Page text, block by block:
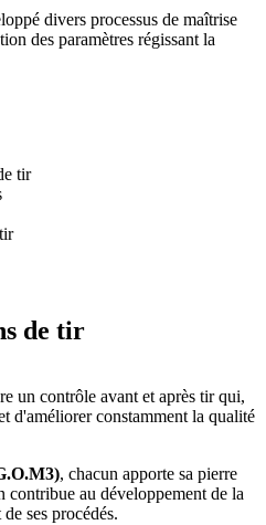
divers processus de maîtrise
des paramètres régissant la
tir
de tir
un contrôle avant et après tir qui,
d'améliorer constamment la qualité
, chacun apporte sa pierre
contribue au développement de la
ses procédés.